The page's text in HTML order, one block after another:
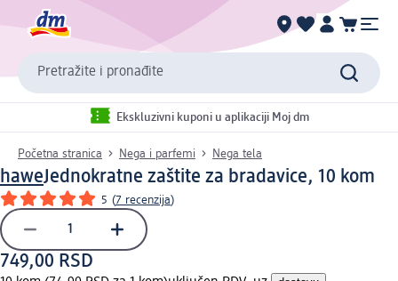
Pretražite i pronađite
Ekskluzivni kuponi u aplikaciji Moj dm
Početna stranica Nega i parfemi Nega tela
haweJednokratne zaštite za bradavice, 10 kom
5 (7 recenzija)
749,00 RSD